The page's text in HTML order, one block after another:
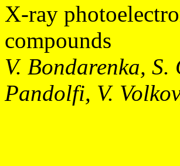
X-ray
compounds
V. Bondarenka,
Pandolfi, V.